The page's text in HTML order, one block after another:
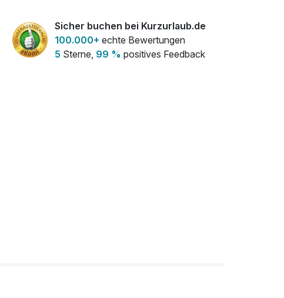
Sicher buchen bei Kurzurlaub.de
100.000+ echte Bewertungen
5 Sterne, 99 % positives Feedback